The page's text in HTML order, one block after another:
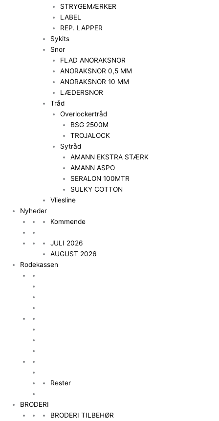
STRYGEMÆRKER
LABEL
REP. LAPPER
Sykits
Snor
FLAD ANORAKSNOR
ANORAKSNOR 0,5 MM
ANORAKSNOR 10 MM
LÆDERSNOR
Tråd
Overlockertråd
BSG 2500M
TROJALOCK
Sytråd
AMANN EKSTRA STÆRK
AMANN ASPO
SERALON 100MTR
SULKY COTTON
Vliesline
Nyheder
Kommende
JULI 2026
AUGUST 2026
Rodekassen
Rester
BRODERI
BRODERI TILBEHØR